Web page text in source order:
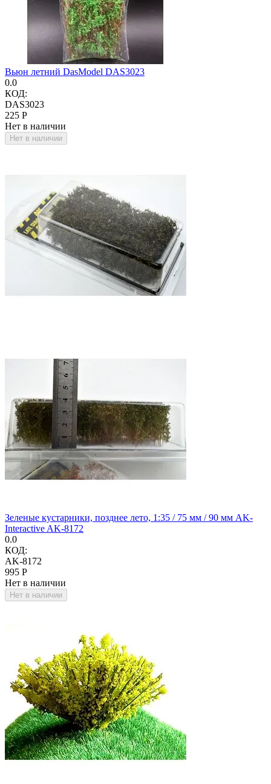
Вьюн летний DasModel DAS3023
0.0
КОД:
DAS3023
‍225‍ Р
Нет в наличии
Нет в наличии
Зеленые кустарники, позднее лето, 1:35 / 75 мм / 90 мм AK-
Interactive AK-8172
0.0
КОД:
AK-8172
‍995‍ Р
Нет в наличии
Нет в наличии